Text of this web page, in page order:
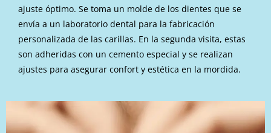
ajuste óptimo. Se toma un molde de los dientes que se
envía a un laboratorio dental para la fabricación
personalizada de las carillas. En la segunda visita, estas
son adheridas con un cemento especial y se realizan
ajustes para asegurar confort y estética en la mordida.